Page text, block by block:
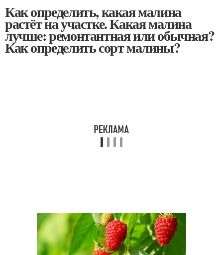
Как определить, какая малина
растёт на участке. Какая малина
лучше: ремонтантная или обычная?
Как определить сорт малины?